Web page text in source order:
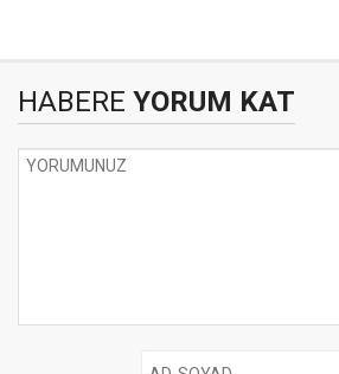
HABERE YORUM KAT